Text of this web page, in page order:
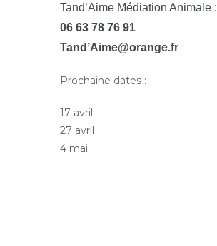
Tand’Aime Médiation Animale :
06 63 78 76 91
Tand’Aime@orange.fr
Prochaine dates :
17 avril
27 avril
4 mai